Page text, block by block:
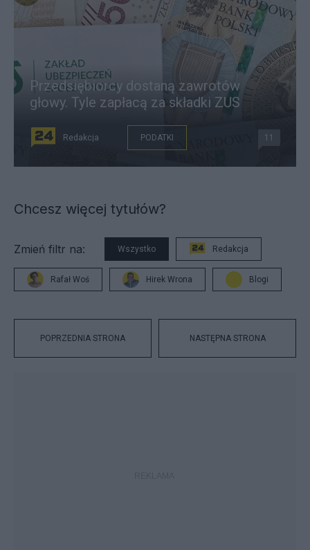
Przedsiębiorcy dostaną zawrotów
głowy. Tyle zapłacą za składki ZUS
Redakcja PODATKI 11
Chcesz więcej tytułów?
Zmień filtr na: Wszystko Redakcja
Rafał Woś Hirek Wrona Blogi
POPRZEDNIA STRONA NASTĘPNA STRONA